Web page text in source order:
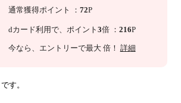
通常獲得ポイント ： 72P
dカード利用で、 ポイント 3倍 ： 216P
今なら 、エントリーで最大 倍！ 詳細
です。